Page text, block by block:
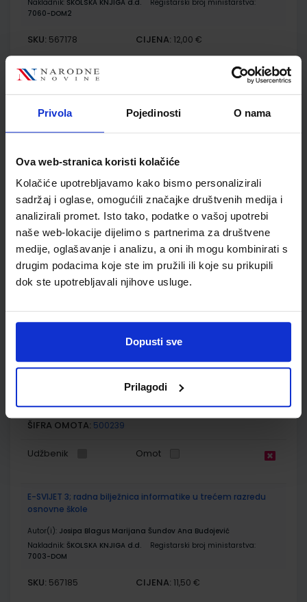
Privola Pojedinosti O nama
Ova web-stranica koristi kolačiće
Kolačiće upotrebljavamo kako bismo personalizirali
sadržaj i oglase, omogućili značajke društvenih medija i
analizirali promet. Isto tako, podatke o vašoj upotrebi
naše web-lokacije dijelimo s partnerima za društvene
medije, oglašavanje i analizu, a oni ih mogu kombinirati s
drugim podacima koje ste im pružili ili koje su prikupili
dok ste upotrebljavali njihove usluge.
Dopusti sve
Prilagodi
Nakladnik: ŠKOLSKA KNJIGA d.d.
Registarski broj ministarstva:
7060-DOM2
SKU: 567178 CIJENA: 12,00 €
ŠIFRA OMOTA: 500239
Udžbenik Omot
Nakladnik:ŠKOLSKA KNJIGA d.d.
Registarski broj ministarstva:
7060-DOM3
SKU: 567179 CIJENA:
ŠIFRA OMOTA:
Udžbenik
E-SVIJET 3; radni udžbenik informatike s dodatnim
digitalnim sadržajima u trećem razredu osnovne škole
Nakladnik:ŠKOLSKA KNJIGA d.d. Registarski broj ministarstva:7003
ŠIFRA OMOTA: 500239
Udžbenik Omot
E-SVIJET 3; radna bilježnica informatike u trećem razredu
osnovne škole
Autor(i): Josipa Blagus Marijana Šundov Ana Budojević
Nakladnik: ŠKOLSKA KNJIGA d.d.
Registarski broj ministarstva:
7003-DOM
SKU: 567185 CIJENA: 11,50 €